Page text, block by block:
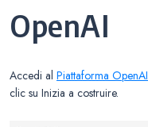
OpenAI
Accedi al Piattaforma OpenAI
clic su Inizia a costruire.